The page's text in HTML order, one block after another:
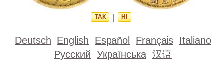
ТАК НІ
Deutsch English Español Français Italiano
Русский Українська 汉语